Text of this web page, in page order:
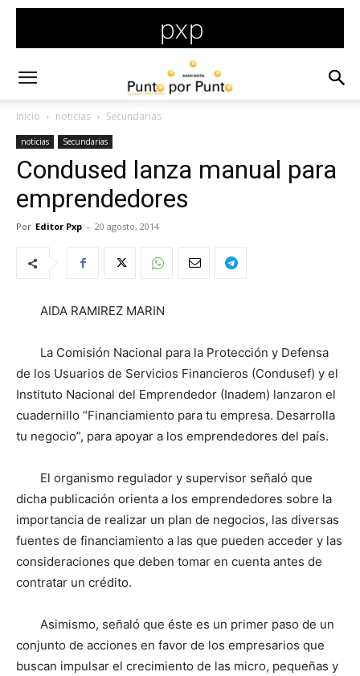
Inicio noticias Secundarias
noticias Secundarias
Condused lanza manual para
emprendedores
Por Editor Pxp - 20 agosto, 2014
AIDA RAMIREZ MARIN
La Comisión Nacional para la Protección y Defensa
de los Usuarios de Servicios Financieros (Condusef) y el
Instituto Nacional del Emprendedor (Inadem) lanzaron el
cuadernillo “Financiamiento para tu empresa. Desarrolla
tu negocio”, para apoyar a los emprendedores del país.
El organismo regulador y supervisor señaló que
dicha publicación orienta a los emprendedores sobre la
importancia de realizar un plan de negocios, las diversas
fuentes de financiamiento a las que pueden acceder y las
consideraciones que deben tomar en cuenta antes de
contratar un crédito.
Asimismo, señaló que éste es un primer paso de un
conjunto de acciones en favor de los empresarios que
buscan impulsar el crecimiento de las micro, pequeñas y